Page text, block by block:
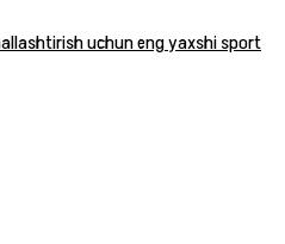
uchun eng yaxshi sport